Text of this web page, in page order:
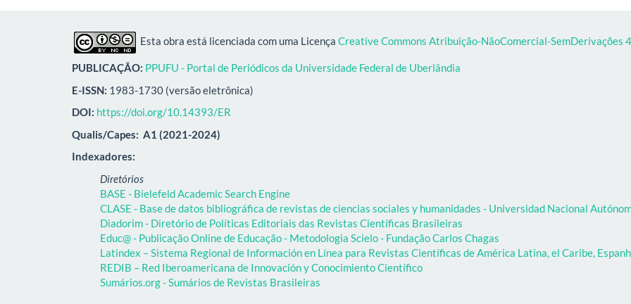
Esta obra está licenciada com uma Licença Creative Commons Atribuição-NãoComercial-SemDerivações
PUBLICAÇÃO: PPUFU - Portal de Periódicos da Universidade Federal de Uberlândia
E-ISSN: 1983-1730 (versão eletrônica)
DOI: https://doi.org/10.14393/ER
Qualis/Capes: A1 (2021-2024)
Indexadores:
Diretórios
BASE - Bielefeld Academic Search Engine
CLASE - Base de datos bibliográfica de revistas de ciencias sociales y humanidades - Universidad Nacional
Diadorim - Diretório de Políticas Editoriais das Revistas Científicas Brasileiras
Educ@ - Publicação Online de Educação - Metodologia Scielo - Fundação Carlos Chagas
Latindex – Sistema Regional de Información en Línea para Revistas Científicas de América Latina, el Caribe,
REDIB – Red Iberoamericana de Innovación y Conocimiento Científico
Sumários.org - Sumários de Revistas Brasileiras